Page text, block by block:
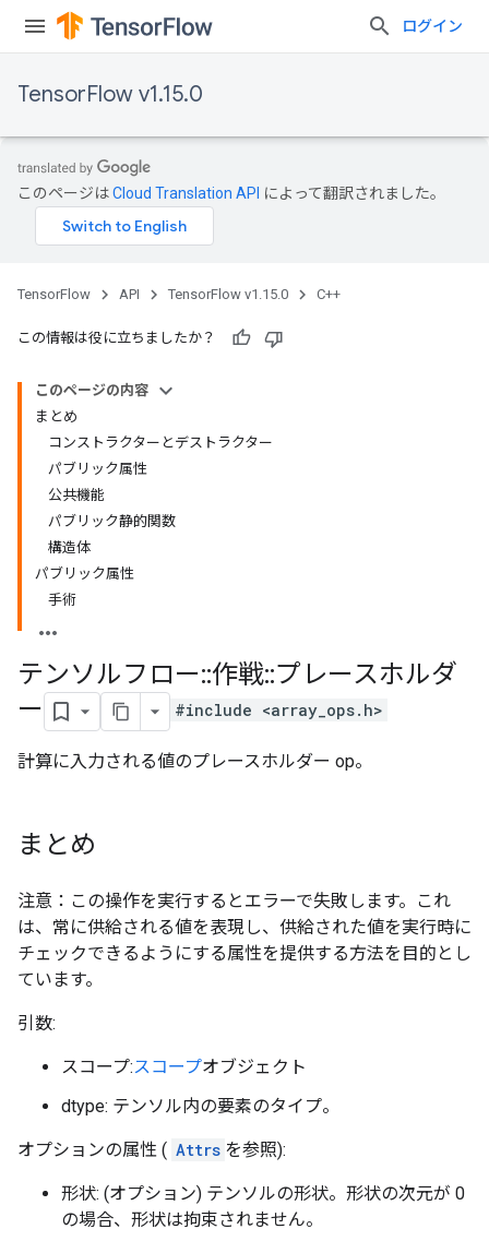
ログイン
TensorFlow v1.15.0
このページはCloud Translation API によって翻訳されました。
TensorFlow API TensorFlow v1.15.0 C++
この情報は役に立ちましたか？
このページの内容
まとめ
コンストラクターとデストラクター
パブリック属性
公共機能
パブリック静的関数
構造体
パブリック属性
手術
テンソルフロー::作戦::プレースホルダ
ー
#include <array_ops.h>
計算に入力される値のプレースホルダー op。
まとめ
注意：この操作を実行するとエラーで失敗します。これ
は、常に供給される値を表現し、供給された値を実行時に
チェックできるようにする属性を提供する方法を目的とし
ています。
引数:
スコープ:スコープオブジェクト
dtype: テンソル内の要素のタイプ。
オプションの属性 ( Attrs を参照):
形状: (オプション) テンソルの形状。形状の次元が 0
の場合、形状は拘束されません。